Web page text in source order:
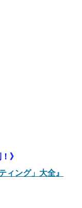
》
ング」大全』